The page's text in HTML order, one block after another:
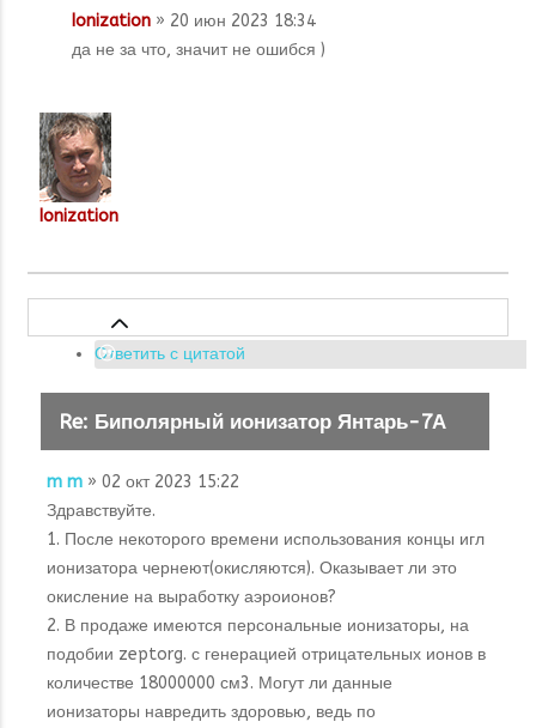
Ionization » 20 июн 2023 18:34
да не за что, значит не ошибся )
Ionization
Ответить с цитатой
Re: Биполярный ионизатор Янтарь-7А
m m » 02 окт 2023 15:22
Здравствуйте.
1. После некоторого времени использования концы игл
ионизатора чернеют(окисляются). Оказывает ли это
окисление на выработку аэроионов?
2. В продаже имеются персональные ионизаторы, на
подобии zeptorg. с генерацией отрицательных ионов в
количестве 18000000 см3. Могут ли данные
ионизаторы навредить здоровью, ведь по